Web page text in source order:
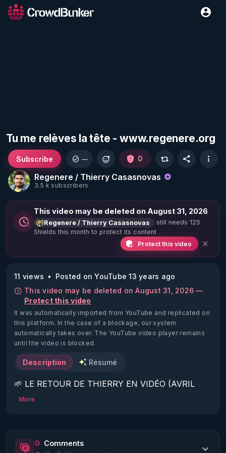
Tu me relèves la tête - www.regenere.org
Regenere / Thierry Casasnovas
3.5 k subscribers
Subscribe — 0
This video may be deleted on August 31, 2026
Regenere / Thierry Casasnovas
still needs 125
Shields this month to protect its content
Protect this video
11 views
Posted on YouTube 13 years ago
This video may be deleted on August 31, 2026 —
Protect this video
It was automatically imported from YouTube and replicated on
this platform. In the case of a blockage, our system
automatically takes over. The YouTube video player remains
until the video is blocked.
Description Résumé
🌱 LE RETOUR DE THIERRY EN VIDÉO (AVRIL
2022)!
https://www.rgnr.fr/presentation.html
More
0 Comments